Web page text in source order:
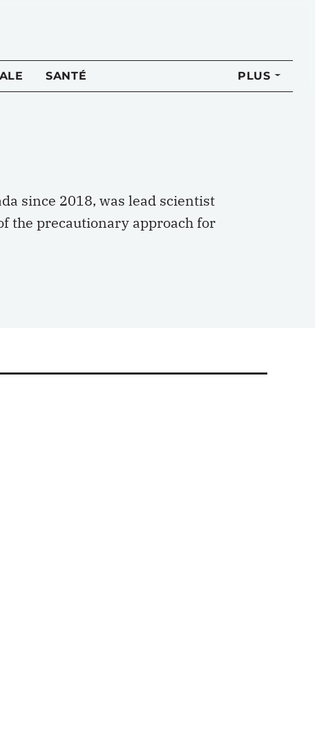
SANTÉ PLUS
since 2018, was lead scientist
the precautionary approach for